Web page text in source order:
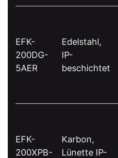
EFK-
200DG-
5AER
Edelstahl,
IP-
beschichtet
EFK-
200XPB-
Karbon,
Lünette IP-